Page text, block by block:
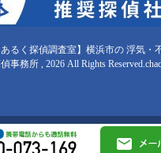
るく探偵調査室】横浜市の 浮気・
事務所 , 2026 All Rights Reserved.